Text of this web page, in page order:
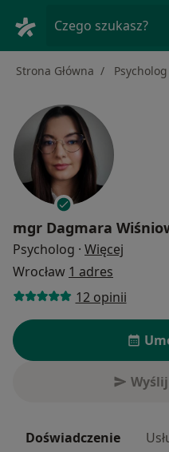
Czego szukasz?
Strona Główna Psycholog
mgr Dagmara
Psycholog · Więcej
Wrocław 1 adres
12 opinii
Doświadczenie